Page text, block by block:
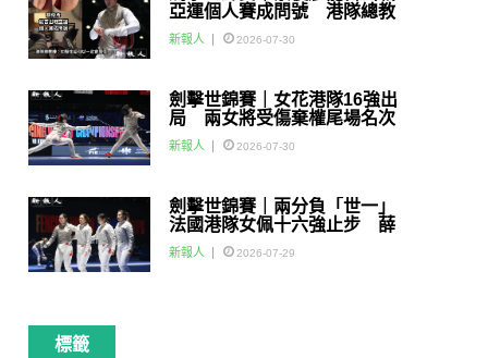
亞運個人賽成問號 港隊總教
練：如醫生話可以一定會用佢
新報人 2026-07-30
劍擊世錦賽｜女花港隊16強出
局 兩女將受傷棄權尾場名次
賽
新報人 2026-07-30
劍擊世錦賽｜兩分負「世一」
法國港隊女佩十六強止步 薛
雅齊：我好有信心我哋可以做
到世界級嘅Team
新報人 2026-07-29
標籤